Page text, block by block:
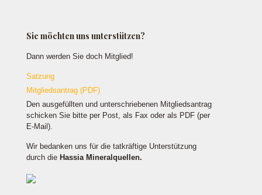
Sie möchten uns unterstützen?
Dann werden Sie doch Mitglied!
Satzung
Mitgliedsantrag (PDF)
Den ausgefüllten und unterschriebenen Mitgliedsantrag
schicken Sie bitte per Post, als Fax oder als PDF (per
E-Mail).
Wir bedanken uns für die tatkräftige Unterstützung
durch die Hassia Mineralquellen.